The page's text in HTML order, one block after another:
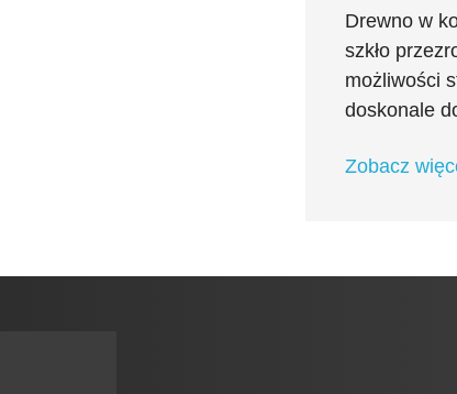
Drewno w
szkło
możliwości
doskonale
Zobacz